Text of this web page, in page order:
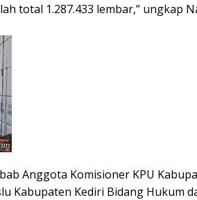
total 1.287.433 lembar,” ungkap
Anggota Komisioner KPU
Kabupaten Kediri Bidang Hukum